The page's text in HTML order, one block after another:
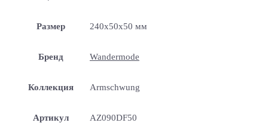
Размер 240x50x50 мм
Бренд Wandermode
Коллекция Armschwung
Артикул AZ090DF50